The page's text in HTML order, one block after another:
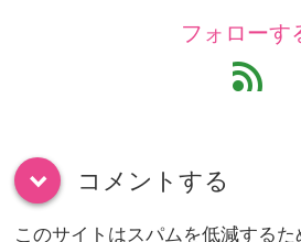
フォローす
feed
down コメントする
このサイトはスパムを低減する